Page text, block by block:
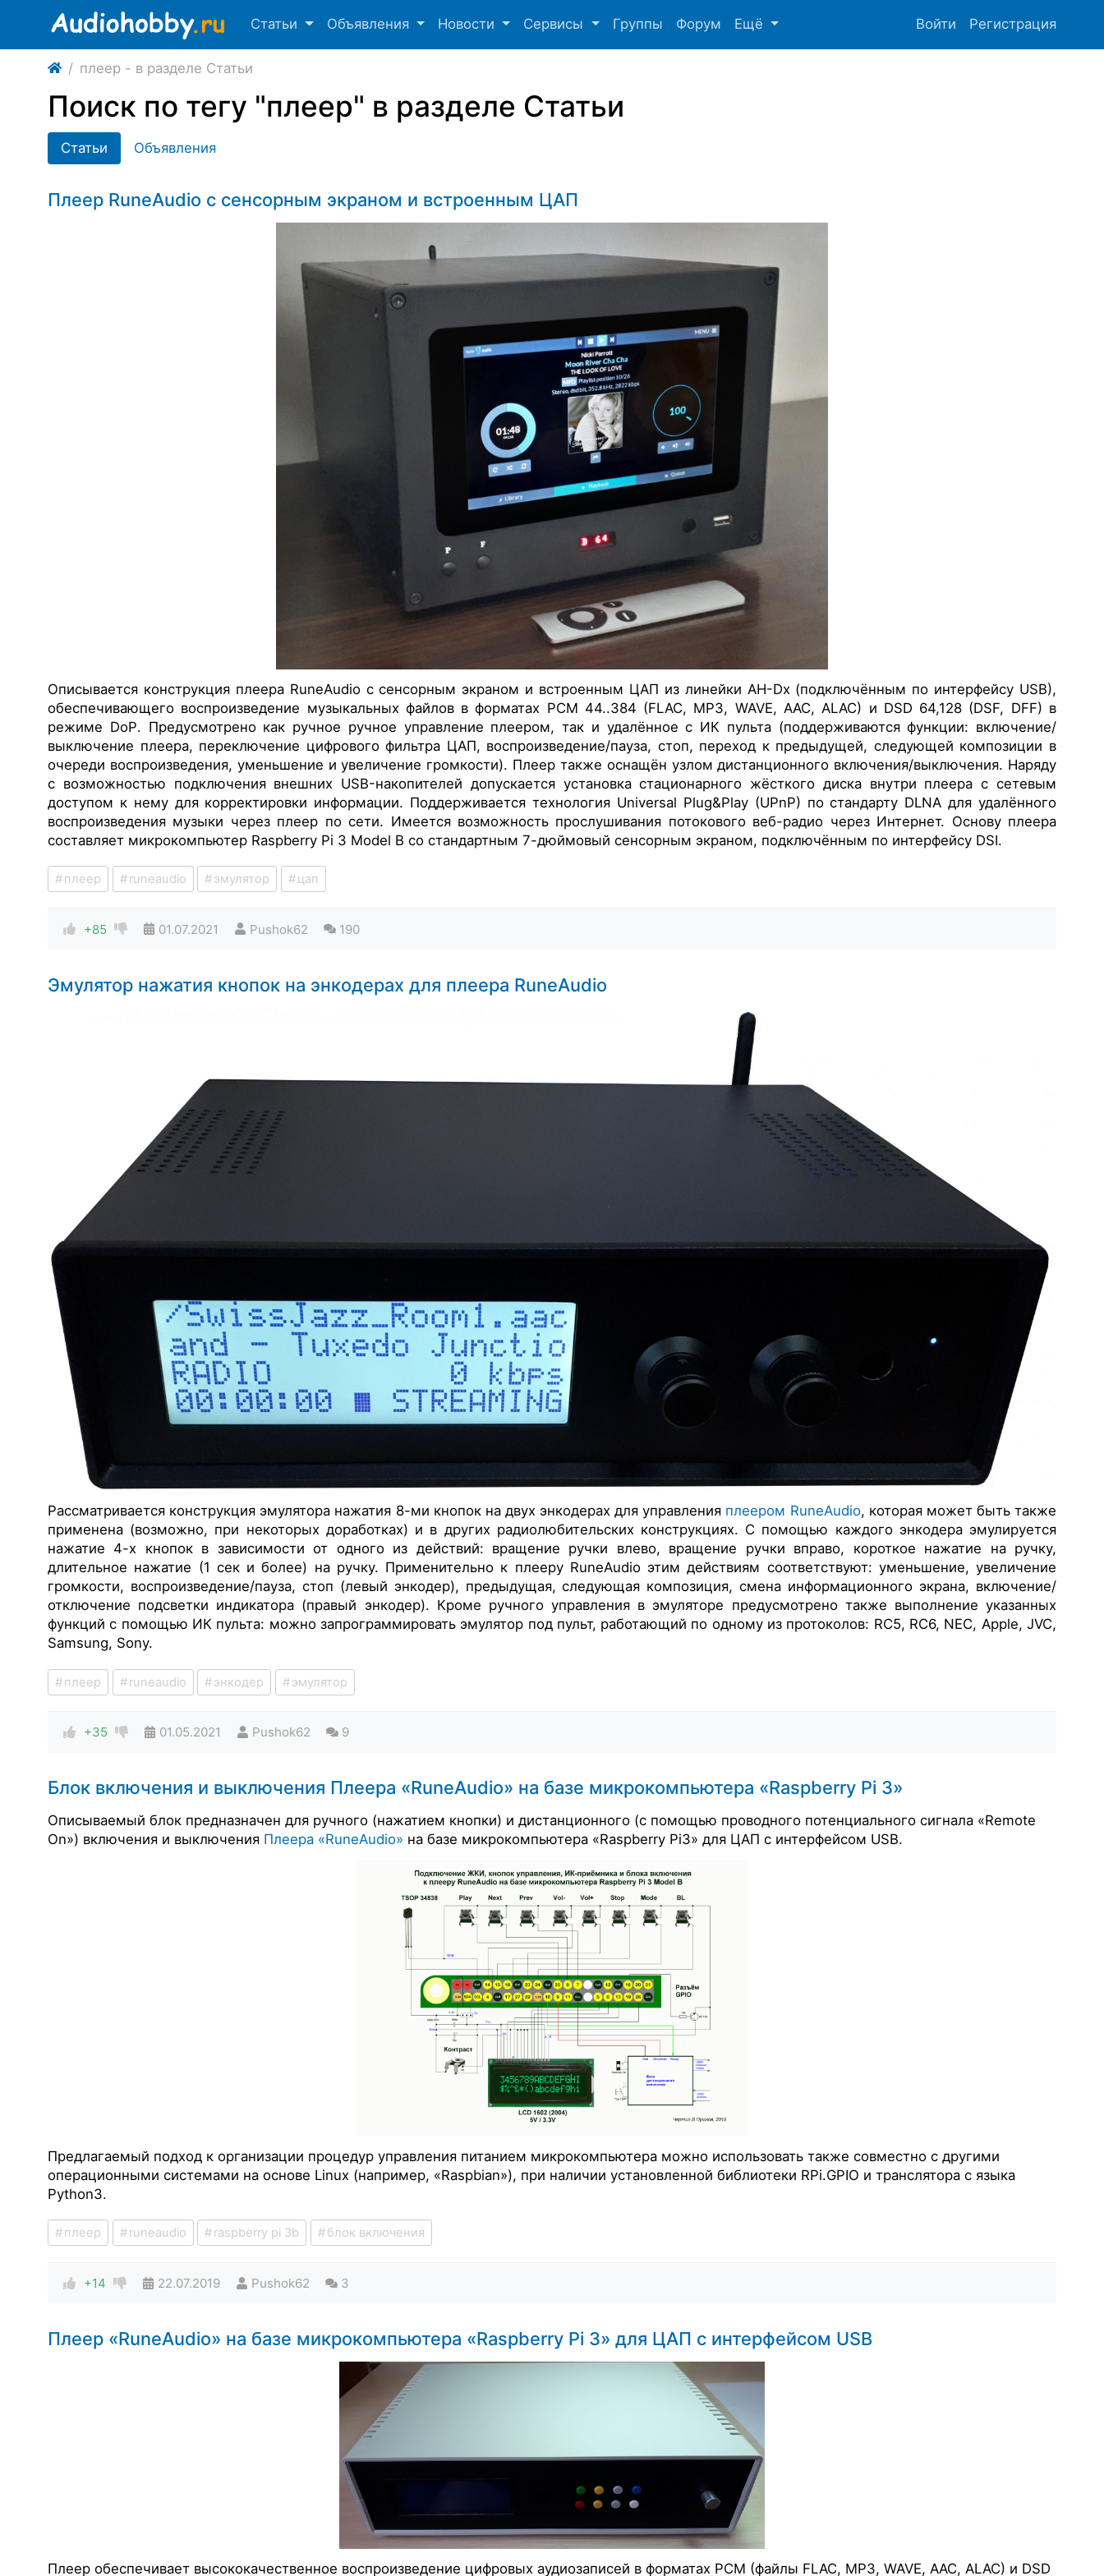
Статьи Объявления Новости Сервисы Группы Форум Ещё Войти Регистрация
плеер - в разделе Статьи
Поиск по тегу "плеер" в разделе Статьи
Статьи Объявления
Плеер RuneAudio с сенсорным экраном и встроенным ЦАП
Описывается конструкция плеера RuneAudio с сенсорным экраном и встроенным ЦАП из линейки AH-Dx (подключённым по интерфейсу USB),
обеспечивающего воспроизведение музыкальных файлов в форматах PCM 44..384 (FLAC, MP3, WAVE, AAC, ALAC) и DSD 64,128 (DSF, DFF) в
режиме DoP. Предусмотрено как ручное ручное управление плеером, так и удалённое с ИК пульта (поддерживаются функции: включение/
выключение плеера, переключение цифрового фильтра ЦАП, воспроизведение/пауза, стоп, переход к предыдущей, следующей композиции в
очереди воспроизведения, уменьшение и увеличение громкости). Плеер также оснащён узлом дистанционного включения/выключения. Наряду
с возможностью подключения внешних USB-накопителей допускается установка стационарного жёсткого диска внутри плеера с сетевым
доступом к нему для корректировки информации. Поддерживается технология Universal Plug&Play (UPnP) по стандарту DLNA для удалённого
воспроизведения музыки через плеер по сети. Имеется возможность прослушивания потокового веб-радио через Интернет. Основу плеера
составляет микрокомпьютер Raspberry Pi 3 Model B со стандартным 7-дюймовый сенсорным экраном, подключённым по интерфейсу DSI.
плеер runeaudio эмулятор цап
+85 01.07.2021 Pushok62 190
Эмулятор нажатия кнопок на энкодерах для плеера RuneAudio
Рассматривается конструкция эмулятора нажатия 8-ми кнопок на двух энкодерах для управления плеером RuneAudio, которая может быть также
применена (возможно, при некоторых доработках) и в других радиолюбительских конструкциях. С помощью каждого энкодера эмулируется
нажатие 4-х кнопок в зависимости от одного из действий: вращение ручки влево, вращение ручки вправо, короткое нажатие на ручку,
длительное нажатие (1 сек и более) на ручку. Применительно к плееру RuneAudio этим действиям соответствуют: уменьшение, увеличение
громкости, воспроизведение/пауза, стоп (левый энкодер), предыдущая, следующая композиция, смена информационного экрана, включение/
отключение подсветки индикатора (правый энкодер). Кроме ручного управления в эмуляторе предусмотрено также выполнение указанных
функций с помощью ИК пульта: можно запрограммировать эмулятор под пульт, работающий по одному из протоколов: RC5, RC6, NEC, Apple, JVC,
Samsung, Sony.
плеер runeaudio энкодер эмулятор
+35 01.05.2021 Pushok62 9
Блок включения и выключения Плеера «RuneAudio» на базе микрокомпьютера «Raspberry Pi 3»
Описываемый блок предназначен для ручного (нажатием кнопки) и дистанционного (с помощью проводного потенциального сигнала «Remote
On») включения и выключения Плеера «RuneAudio» на базе микрокомпьютера «Raspberry Pi3» для ЦАП с интерфейсом USB.
Предлагаемый подход к организации процедур управления питанием микрокомпьютера можно использовать также совместно с другими
операционными системами на основе Linux (например, «Raspbian»), при наличии установленной библиотеки RPi.GPIO и транслятора с языка
Python3.
плеер runeaudio raspberry pi 3b блок включения
+14 22.07.2019 Pushok62 3
Плеер «RuneAudio» на базе микрокомпьютера «Raspberry Pi 3» для ЦАП с интерфейсом USB
Плеер обеспечивает высококачественное воспроизведение цифровых аудиозаписей в форматах PCM (файлы FLAC, MP3, WAVE, AAC, ALAC) и DSD